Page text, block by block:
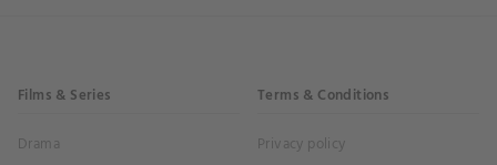
Films & Series
Drama
Terms & Conditions
Privacy policy